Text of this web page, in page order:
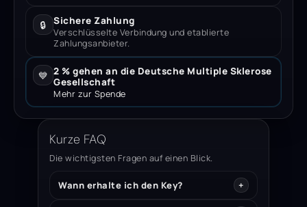
🔒 Sichere Zahlung
Verschlüsselte Verbindung und etablierte
Zahlungsanbieter.
💙 2 % gehen an die Deutsche Multiple Sklerose
Gesellschaft
Mehr zur Spende
Kurze FAQ
Die wichtigsten Fragen auf einen Blick.
Wann erhalte ich den Key?